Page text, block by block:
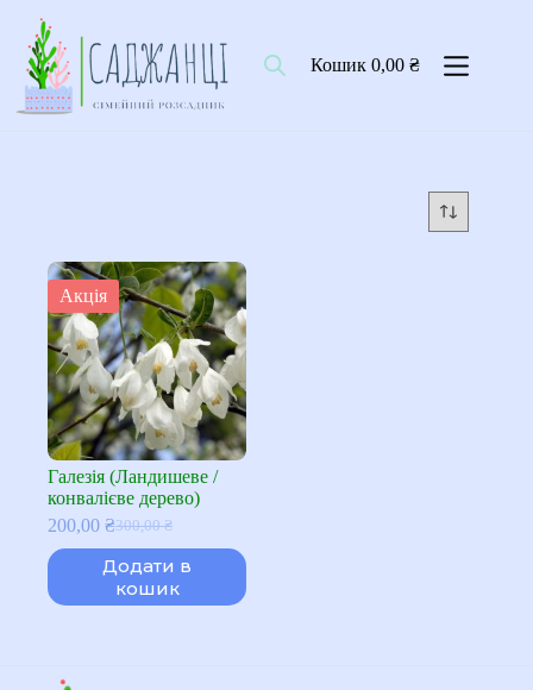
вмісту
Кошик0,00₴
Акція
Галезія (Ландишеве /
конвалієве дерево)
300,00₴
Оригінальна
ціна:
300,00 ₴.
200,00 ₴Поточна
ціна:
200,00 ₴.
Додати в
кошик